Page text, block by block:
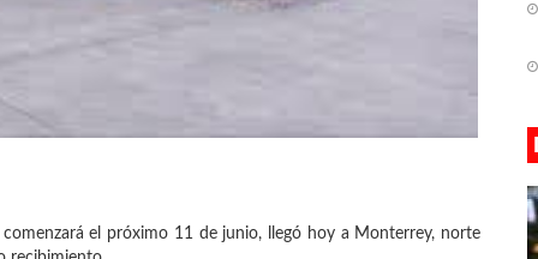
el próximo 11 de junio, llegó hoy a Monterrey, norte